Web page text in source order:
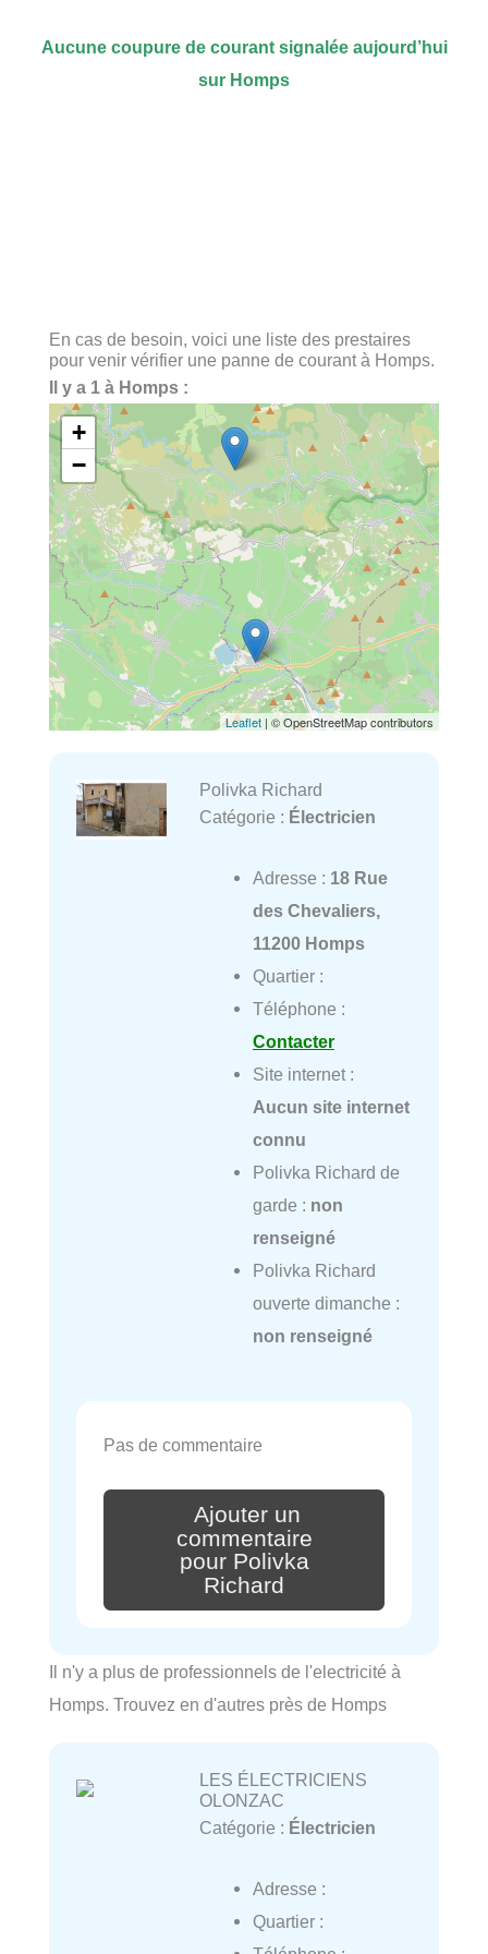
Aucune coupure de courant signalée aujourd’hui
sur Homps
En cas de besoin, voici une liste des prestaires
pour venir vérifier une panne de courant à Homps.
Il y a 1 à Homps :
+
−
Leaflet | © OpenStreetMap contributors
Polivka Richard
Catégorie : Électricien
Adresse : 18 Rue
des Chevaliers,
11200 Homps
Quartier :
Téléphone :
Contacter
Site internet :
Aucun site internet
connu
Polivka Richard de
garde : non
renseigné
Polivka Richard
ouverte dimanche :
non renseigné
Pas de commentaire
Ajouter un
commentaire
pour Polivka
Richard
Il n'y a plus de professionnels de l'electricité à
Homps. Trouvez en d'autres près de Homps
LES ÉLECTRICIENS
OLONZAC
Catégorie : Électricien
Adresse :
Quartier :